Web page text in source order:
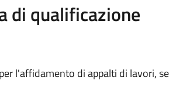
di qualificazione
per l'affidamento di appalti di lavori,